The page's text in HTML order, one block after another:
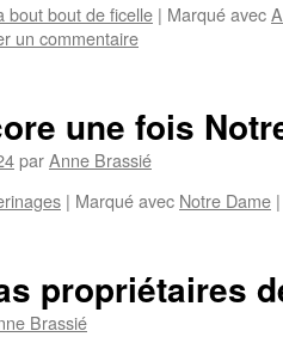
bout bout de ficelle | Marqué avec
un commentaire
une fois
parAnne Brassié
| Marqué avec Notre Dame |
propriétaires
Brassié